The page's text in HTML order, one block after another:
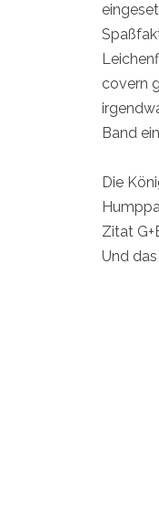
covern
Band
Die
Zitat
Und